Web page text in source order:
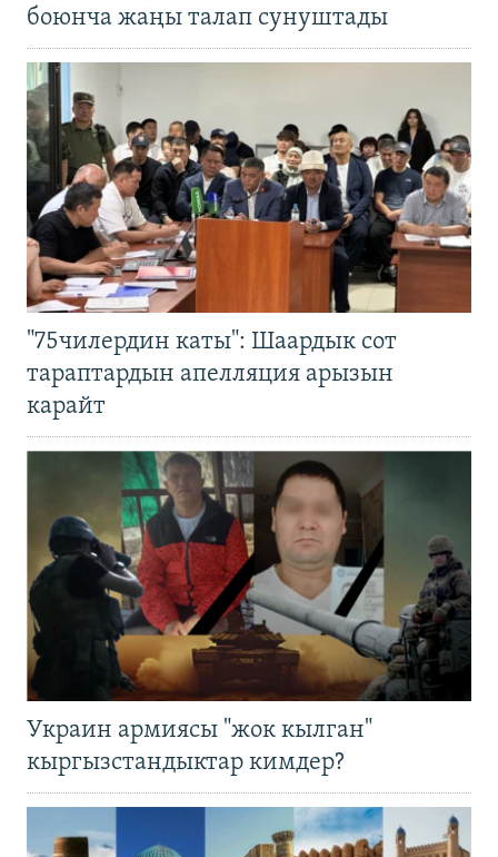
боюнча жаңы талап сунуштады
"75чилердин каты": Шаардык сот
тараптардын апелляция арызын
карайт
Украин армиясы "жок кылган"
кыргызстандыктар кимдер?